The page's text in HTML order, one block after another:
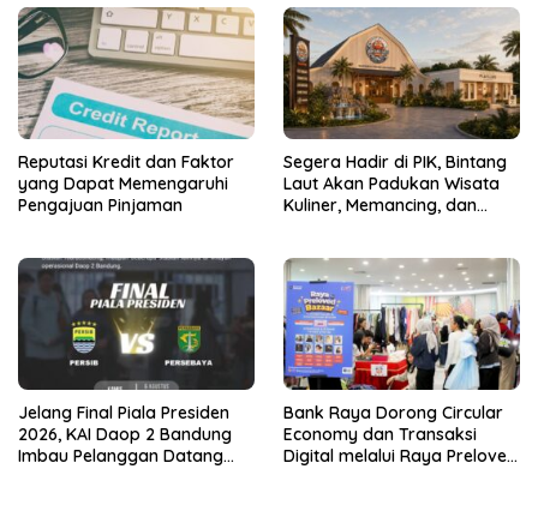
Reputasi Kredit dan Faktor
yang Dapat Memengaruhi
Pengajuan Pinjaman
Segera Hadir di PIK, Bintang
Laut Akan Padukan Wisata
Kuliner, Memancing, dan
Jelang Final Piala Presiden
2026, KAI Daop 2 Bandung
Imbau Pelanggan Datang
Bank Raya Dorong Circular
Economy dan Transaksi
Digital melalui Raya Preloved